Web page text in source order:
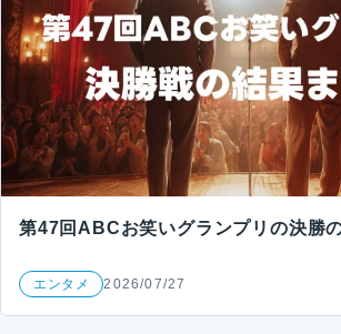
第47回ABCお笑いグランプリの決勝
エンタメ 2026/07/27